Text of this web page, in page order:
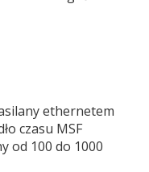
ethernetem
czasu MSF
od 100 do 1000